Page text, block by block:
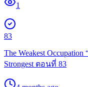
1
83
The Weakest Occupation
Strongest ตอนที่ 83